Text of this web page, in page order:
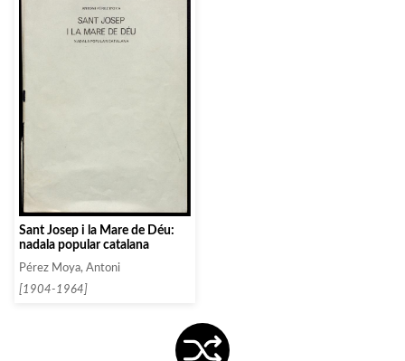
Sant Josep i la Mare de Déu:
nadala popular catalana
Pérez Moya, Antoni
[1904-1964]